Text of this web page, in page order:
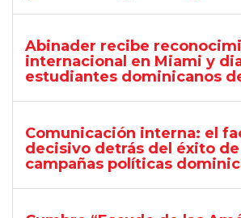
Abinader recibe
internacional en Miami y
estudiantes dominicanos
Comunicación interna: el
decisivo detrás del éxito de
campañas políticas